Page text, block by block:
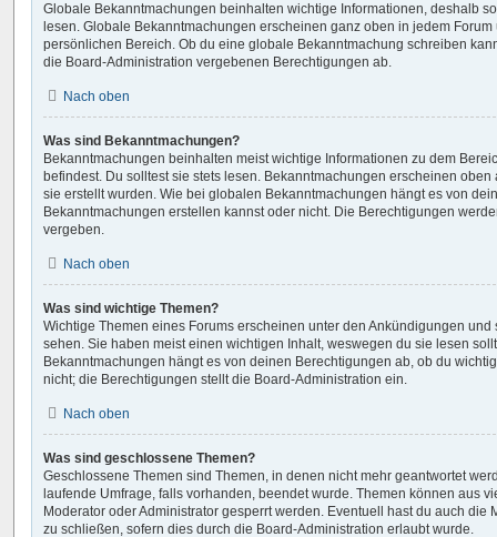
Globale Bekanntmachungen beinhalten wichtige Informationen, deshalb
lesen. Globale Bekanntmachungen erscheinen ganz oben in jedem
persönlichen Bereich. Ob du eine globale Bekanntmachung schreiben
die Board-Administration vergebenen Berechtigungen ab.
Nach oben
Was sind Bekanntmachungen?
Bekanntmachungen beinhalten meist wichtige Informationen zu dem
befindest. Du solltest sie stets lesen. Bekanntmachungen erscheinen
sie erstellt wurden. Wie bei globalen Bekanntmachungen hängt es von
Bekanntmachungen erstellen kannst oder nicht. Die Berechtigungen
vergeben.
Nach oben
Was sind wichtige Themen?
Wichtige Themen eines Forums erscheinen unter den Ankündigungen und
sehen. Sie haben meist einen wichtigen Inhalt, weswegen du sie lesen
Bekanntmachungen hängt es von deinen Berechtigungen ab, ob du
nicht; die Berechtigungen stellt die Board-Administration ein.
Nach oben
Was sind geschlossene Themen?
Geschlossene Themen sind Themen, in denen nicht mehr geantwortet
laufende Umfrage, falls vorhanden, beendet wurde. Themen können aus
Moderator oder Administrator gesperrt werden. Eventuell hast du auch die
zu schließen, sofern dies durch die Board-Administration erlaubt wurde.